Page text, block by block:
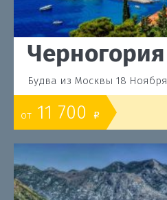
Черногория
Будва из Москвы 18 Ноября
от 11 700 o